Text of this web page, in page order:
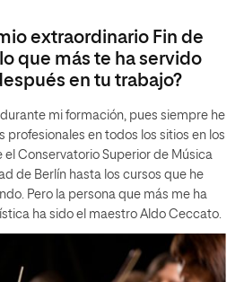
extraordinario Fin de
que más te ha servido
en tu trabajo?
mi formación, pues siempre he
en todos los sitios en los
Conservatorio Superior de Música
de Berlín hasta los cursos que he
Pero la persona que más me ha
ha sido el maestro Aldo Ceccato.